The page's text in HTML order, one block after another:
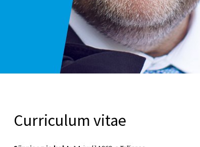
Curriculum vitae